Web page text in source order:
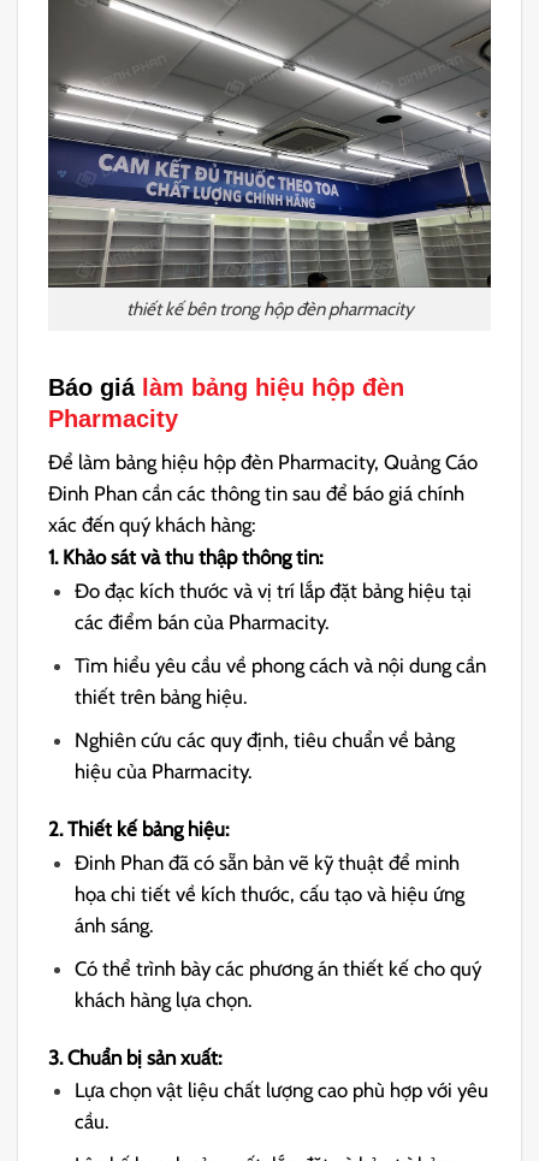
thiết kế bên trong hộp đèn pharmacity
Báo giá làm bảng hiệu hộp đèn
Pharmacity
Để làm bảng hiệu hộp đèn Pharmacity, Quảng Cáo
Đinh Phan cần các thông tin sau để báo giá chính
xác đến quý khách hàng:
1. Khảo sát và thu thập thông tin:
Đo đạc kích thước và vị trí lắp đặt bảng hiệu tại
các điểm bán của Pharmacity.
Tìm hiểu yêu cầu về phong cách và nội dung cần
thiết trên bảng hiệu.
Nghiên cứu các quy định, tiêu chuẩn về bảng
hiệu của Pharmacity.
2. Thiết kế bảng hiệu:
Đinh Phan đã có sẵn bản vẽ kỹ thuật để minh
họa chi tiết về kích thước, cấu tạo và hiệu ứng
ánh sáng.
Có thể trình bày các phương án thiết kế cho quý
khách hàng lựa chọn.
3. Chuẩn bị sản xuất:
Lựa chọn vật liệu chất lượng cao phù hợp với yêu
cầu.